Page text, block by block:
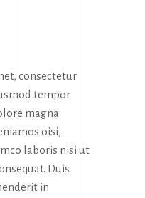
consectetur
tempor
magna
oisi,
laboris nisi ut
Duis
in